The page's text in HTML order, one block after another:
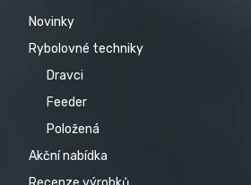
Novinky
Rybolovné techniky
Dravci
Feeder
Položená
Akční nabídka